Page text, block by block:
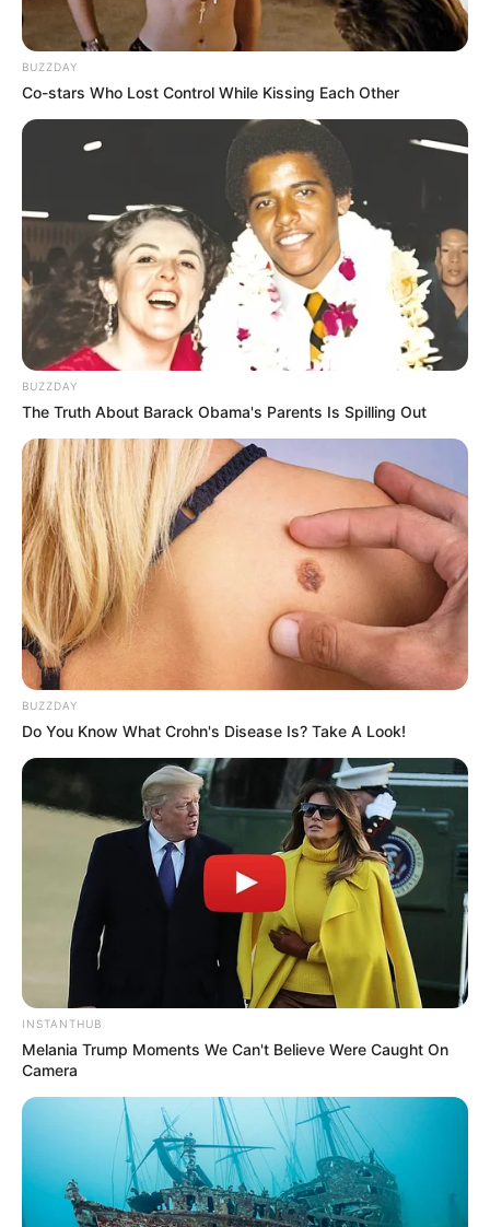
LIHAT ARTIKEL LAINNYA
Nyimas Ratu Rafa Shenina Cinnamon
Salshabilla Adriani Cut Syifa
TULIS KOMENTAR
Alamat email Anda tidak akan dipublikasikan.
BUZZDAY
Co-stars Who Lost Control While Kissing Each Other
BUZZDAY
The Truth About Barack Obama's Parents Is Spilling Out
BUZZDAY
Do You Know What Crohn's Disease Is? Take A Look!
INSTANTHUB
Melania Trump Moments We Can't Believe Were Caught On
Camera